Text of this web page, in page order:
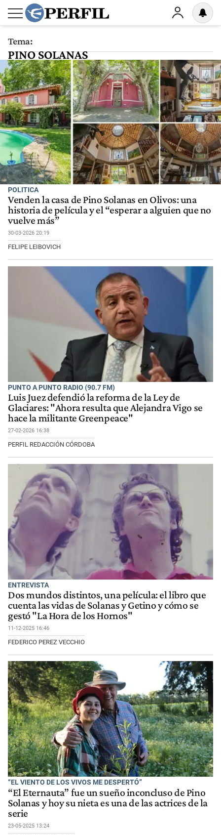
Tema:
PINO SOLANAS
POLITICA
Venden la casa de Pino Solanas en Olivos: una
historia de película y el “esperar a alguien que no
vuelve más”
30-03-2026 20:19
FELIPE LEIBOVICH
PUNTO A PUNTO RADIO (90.7 FM)
Luis Juez defendió la reforma de la Ley de
Glaciares: "Ahora resulta que Alejandra Vigo se
hace la militante Greenpeace"
27-02-2026 16:38
PERFIL REDACCIÓN CÓRDOBA
ENTREVISTA
Dos mundos distintos, una película: el libro que
cuenta las vidas de Solanas y Getino y cómo se
gestó "La Hora de los Hornos"
11-12-2025 16:46
FEDERICO PEREZ VECCHIO
“EL VIENTO DE LOS VIVOS ME DESPERTÓ”
“El Eternauta” fue un sueño inconcluso de Pino
Solanas y hoy su nieta es una de las actrices de la
serie
23-05-2025 13:24